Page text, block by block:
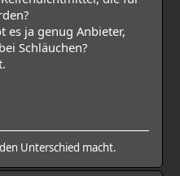
es ja genug Anbieter,
Schläuchen?
Unterschied macht.